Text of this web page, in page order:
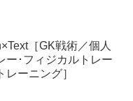
［GK戦術／個人
ー･フィジカルトレー
レーニング］